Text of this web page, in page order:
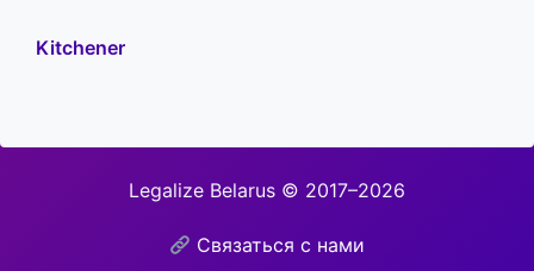
Kitchener
Legalize Belarus © 2017–2026
Связаться с нами